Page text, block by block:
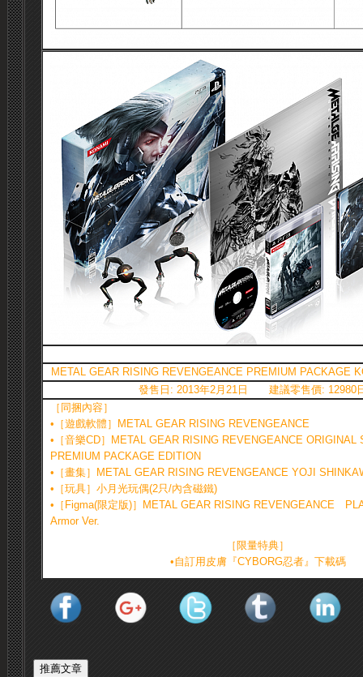
METAL GEAR RISING REVENGEANCE PREMIUM PACKAGE
發售日: 2013年2月21日 建議零售價: 12980
［同捆內容］
•［遊戲軟體］METAL GEAR RISING REVENGEANCE
•［音樂CD］METAL GEAR RISING REVENGEANCE ORIGINAL
PREMIUM PACKAGE EDITION
•［畫集］METAL GEAR RISING REVENGEANCE YOJI
•［玩具］小月光玩偶(2只/內含磁鐵)
•［Figma(限定版)］METAL GEAR RISING REVENGEANCE
Armor Ver.
［限量特典］
•自訂用皮膚『CYBORG忍者』下載碼